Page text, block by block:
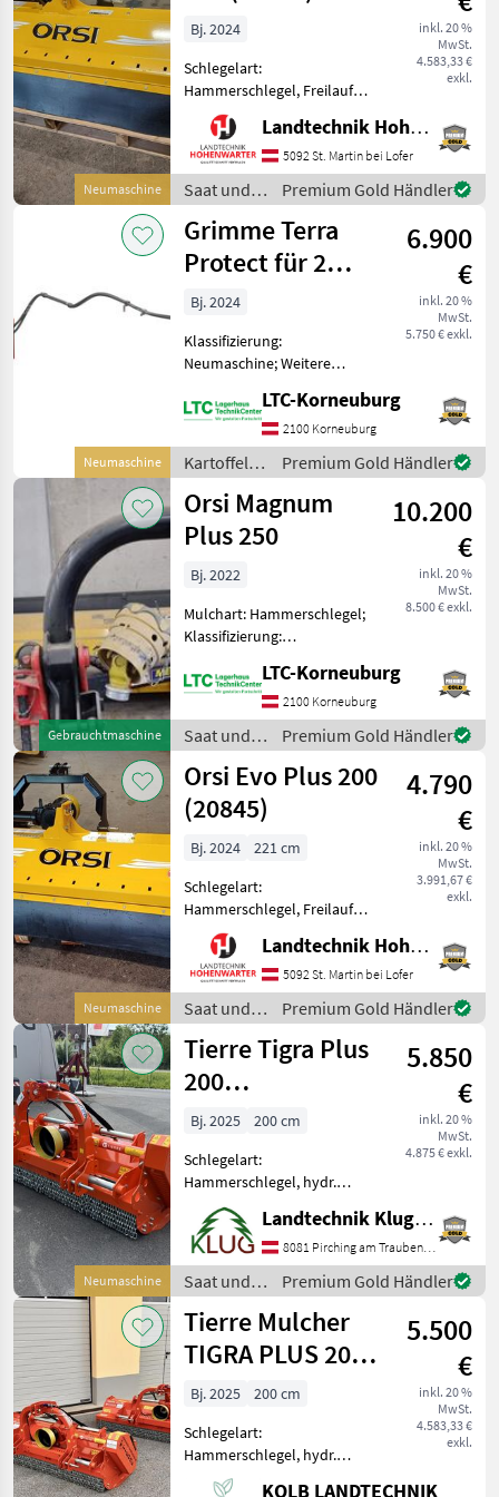
Neumaschine
inkl. 20 %
MwSt.
4.583,33 €
exkl.
Bj. 2024
Schlegelart:
Hammerschlegel, Freilauf
im Getriebe
**Produktbeschreibung
Orsi Evo Plus 220** Ich
freue mich, Ihnen im
Maschinenzentrum St.
Martin den Orsi Evo Plus 22
Landtechnik Hohenwarter GmbH
5092 St. Martin bei Lofer
Saat und
Pflege /
Orsi
Premium Gold Händler
Neumaschine
Grimme Terra
Protect für 2
reihen
6.900
€
inkl. 20 %
MwSt.
5.750 € exkl.
Bj. 2024
Klassifizierung:
Neumaschine; Weitere
Grimme Terra Protect
(Querdammhäufler) für 2
reihigen
Kartoffelleger/Fräse.
Kompletter Bausatz zur
Selbstmon
LTC-Korneuburg
2100 Korneuburg
Kartoffeltechnik
/ Grimme
Premium Gold Händler
Gebrauchtmaschine
Orsi Magnum
Plus 250
10.200
€
inkl. 20 %
MwSt.
8.500 € exkl.
Bj. 2022
Mulchart: Hammerschlegel;
Klassifizierung:
Arbeitsbreite: 2.5; Bauart:
Angebaut; Hydraulischer
Seitenverschub: Ja;
Stützwalze: Ja Saat und
Pflege
LTC-Korneuburg
2100 Korneuburg
Saat und
Pflege /
Orsi
Premium Gold Händler
Neumaschine
Orsi Evo Plus 200
(20845)
4.790
€
inkl. 20 %
MwSt.
3.991,67 €
exkl.
Bj. 2024
221 cm
Schlegelart:
Hammerschlegel, Freilauf
im Getriebe, Walzen
Produktbeschreibung Orsi
Evo Plus 200 Ich freue mich,
Ihnen im
Maschinenzentrum St.
Martin den Orsi Evo Plus
Landtechnik Hohenwarter GmbH
5092 St. Martin bei Lofer
Saat und
Pflege /
Orsi
Premium Gold Händler
Neumaschine
Tierre Tigra Plus
200
Heckmulcher
5.850
€
inkl. 20 %
MwSt.
4.875 € exkl.
Bj. 2025
200 cm
Schlegelart:
Hammerschlegel, hydr.
Seitenverschub, Walzen,
Freilauf im Getriebe,
Haubenverstellung Neuer
Tierre Tigra Plus 200
Heckmulcher in
umfangreicher Ausstattung
w
Landtechnik Klug e. U.
8081 Pirching am Traubenberg
Saat und
Pflege /
Tierre
Premium Gold Händler
Tierre Mulcher
TIGRA PLUS 200
Heckmulcher
5.500
€
inkl. 20 %
MwSt.
4.583,33 €
exkl.
Bj. 2025
200 cm
Schlegelart:
Hammerschlegel, hydr.
Seitenverschub, Walzen,
KOLB LANDTECHNIK